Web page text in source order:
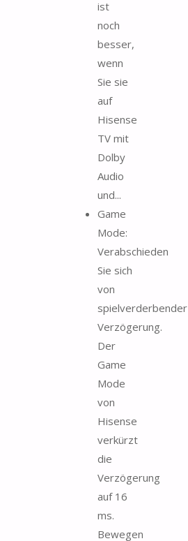
ist
noch
besser,
wenn
Sie sie
auf
Hisense
TV mit
Dolby
Audio
und...
Game
Mode:
Verabschieden
Sie sich
von
spielverderbender
Verzögerung.
Der
Game
Mode
von
Hisense
verkürzt
die
Verzögerung
auf 16
ms.
Bewegen